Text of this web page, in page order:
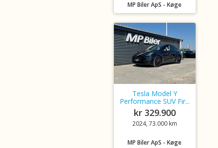
MP Biler ApS - Køge
Tesla Model Y
Performance SUV Fir...
kr 329.900
2024, 73.000 km
MP Biler ApS - Køge